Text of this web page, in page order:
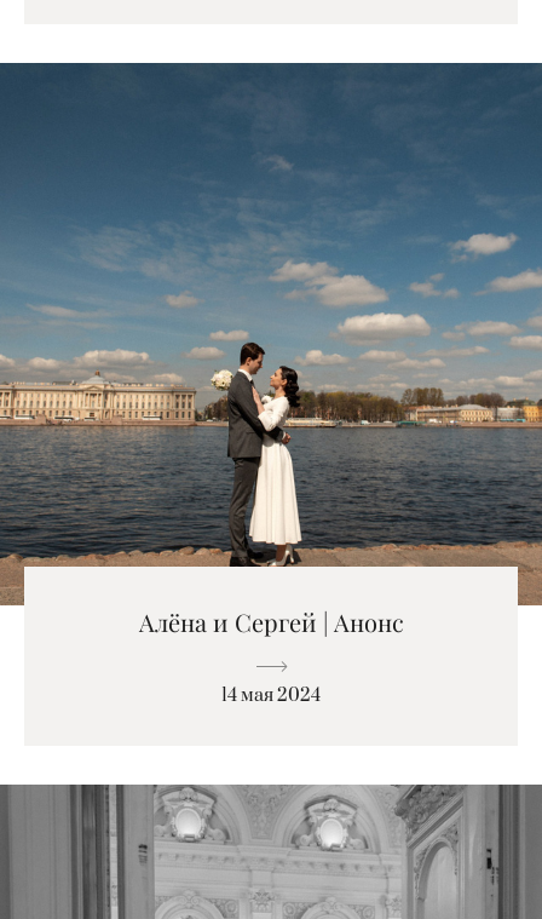
Алёна и Сергей | Анонс
14 мая 2024